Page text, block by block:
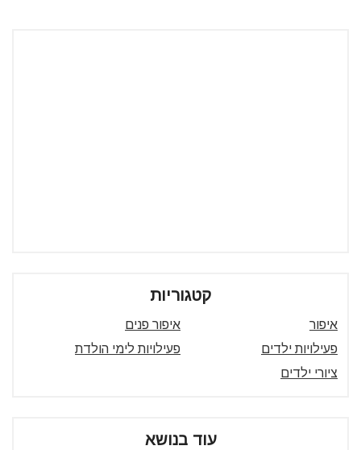
קטגוריות
איפור
איפור פנים
פעילויות ילדים
פעילויות לימי הולדת
ציורי ילדים
עוד בנושא